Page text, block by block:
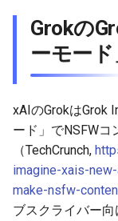
2026-03-12
2026-03-11
2026-03-10
2026-03-09
2026-03-08
Grokの
ーモード
xAIのGrokはGrok
ード」でNSFWコ
（TechCrunch,
imagine-xais-
make-nsfw-
ブスクライバー